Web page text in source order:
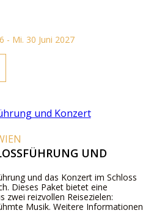
- Mi. 30 Juni 2027
UND
und das Konzert im Schloss
Dieses Paket bietet eine
zwei reizvollen Reisezielen:
Musik. Weitere Informationen